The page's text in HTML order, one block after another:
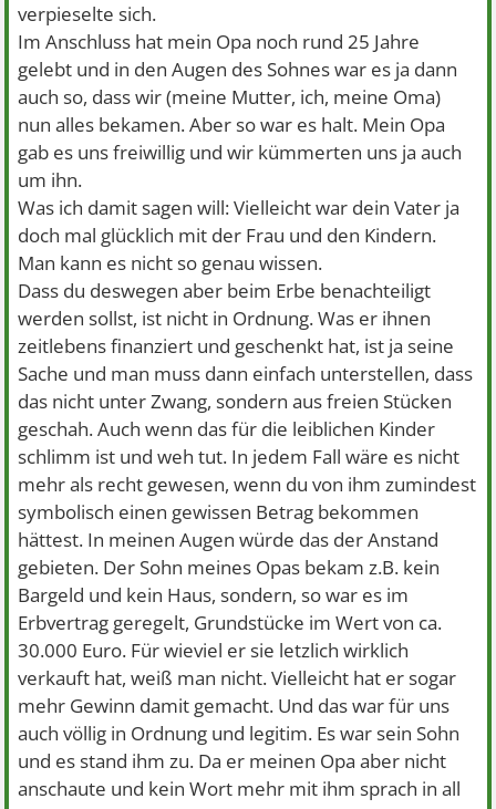
verpieselte sich.
Im Anschluss hat mein Opa noch rund 25 Jahre
gelebt und in den Augen des Sohnes war es ja dann
auch so, dass wir (meine Mutter, ich, meine Oma)
nun alles bekamen. Aber so war es halt. Mein Opa
gab es uns freiwillig und wir kümmerten uns ja auch
um ihn.
Was ich damit sagen will: Vielleicht war dein Vater ja
doch mal glücklich mit der Frau und den Kindern.
Man kann es nicht so genau wissen.
Dass du deswegen aber beim Erbe benachteiligt
werden sollst, ist nicht in Ordnung. Was er ihnen
zeitlebens finanziert und geschenkt hat, ist ja seine
Sache und man muss dann einfach unterstellen, dass
das nicht unter Zwang, sondern aus freien Stücken
geschah. Auch wenn das für die leiblichen Kinder
schlimm ist und weh tut. In jedem Fall wäre es nicht
mehr als recht gewesen, wenn du von ihm zumindest
symbolisch einen gewissen Betrag bekommen
hättest. In meinen Augen würde das der Anstand
gebieten. Der Sohn meines Opas bekam z.B. kein
Bargeld und kein Haus, sondern, so war es im
Erbvertrag geregelt, Grundstücke im Wert von ca.
30.000 Euro. Für wieviel er sie letzlich wirklich
verkauft hat, weiß man nicht. Vielleicht hat er sogar
mehr Gewinn damit gemacht. Und das war für uns
auch völlig in Ordnung und legitim. Es war sein Sohn
und es stand ihm zu. Da er meinen Opa aber nicht
anschaute und kein Wort mehr mit ihm sprach in all